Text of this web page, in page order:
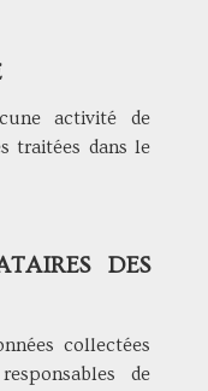
activité de
traitées dans le
DES
collectées
de